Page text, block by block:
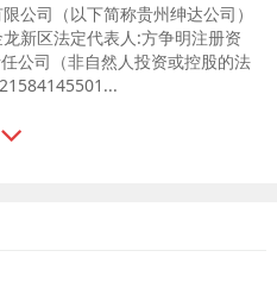
公司（以下简称贵州绅达公司）
新区法定代表人:方争明注册资
公司（非自然人投资或控股的法